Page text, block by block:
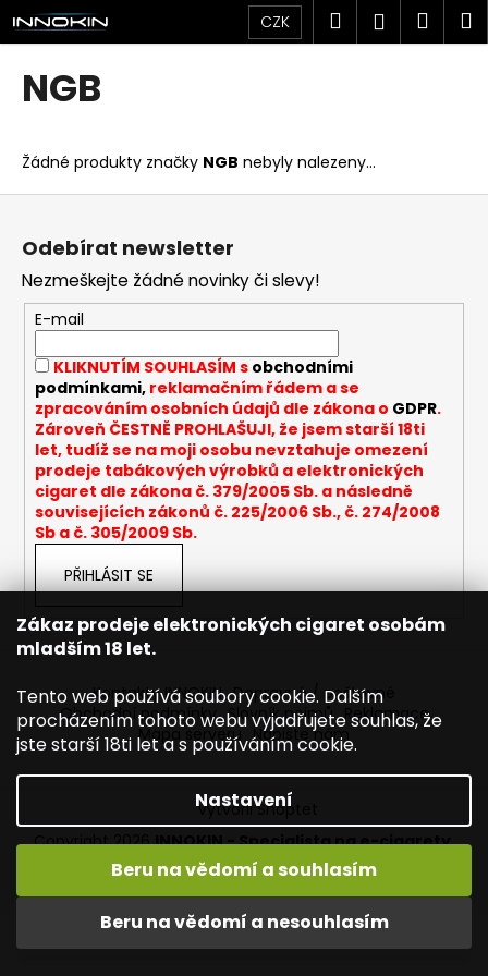
Zákaz prodeje elektronických cigaret osobám
mladším 18 let.
Tento web používá soubory cookie. Dalším
procházením tohoto webu vyjadřujete souhlas, že
jste starší 18ti let a s používáním cookie.
Nastavení
Beru na vědomí a nesouhlasím
Beru na vědomí a souhlasím
Přejít
na
obsah
Vítejte ve světě INNOKIN. Nabízíme Vám to nejlepší ze světa
vapingu. DORUČENÍ ZDARMA nad 1000,- kč / 50 EURO!
CZK Hledat
NGB
Žádné produkty značky NGB nebyly nalezeny...
K
o
o
p
o
t
ř
e
b
e
e
n
a
í
t
?
HLEDAT
D
u
Z
Odebírat newsletter
Nezmeškejte žádné novinky či slevy!
E-mail
KLIKNUTÍM SOUHLASÍM s obchodními
podmínkami,reklamačním řádem a se
zpracováním osobních údajů dle zákona o GDPR.
Zároveň ČESTNĚ PROHLAŠUJI, že jsem starší 18ti
let, tudíž se na moji osobu nevztahuje omezení
prodeje tabákových výrobků a elektronických
cigaret dle zákona č. 379/2005 Sb. a následně
souvisejících zákonů č. 225/2006 Sb., č. 274/2008
Sb a č. 305/2009 Sb.
PŘIHLÁSIT SE
Kontakty INNOKIN Dopravné / poštovné
Obchodní podmínky Slovník pojmů Reklamace
Mapa serveru
Napište nám
Vytvořil Shoptet
Copyright 2026INNOKIN - Specialista na e-cigarety.
Všechna práva vyhrazena.Upravit nastavení cookies